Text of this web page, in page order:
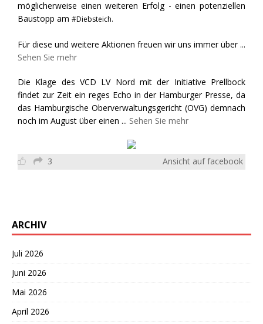
möglicherweise einen weiteren Erfolg - einen potenziellen
Baustopp am #Diebsteich.
Für diese und weitere Aktionen freuen wir uns immer über ...
Sehen Sie mehr
Die Klage des VCD LV Nord mit der Initiative Prellbock
findet zur Zeit ein reges Echo in der Hamburger Presse, da
das Hamburgische Oberverwaltungsgericht (OVG) demnach
noch im August über einen ... Sehen Sie mehr
3 Ansicht auf facebook
ARCHIV
Juli 2026
Juni 2026
Mai 2026
April 2026